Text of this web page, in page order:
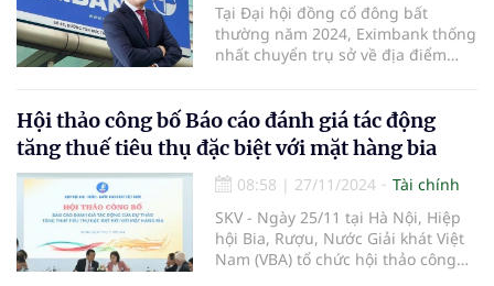
Tại Đại hội đồng cổ đông bất
thường năm 2024, Eximbank thống
nhất chuyển trụ sở về địa điểm
Nội.
Hội thảo công bố Báo cáo đánh giá tác động
tăng thuế tiêu thụ đặc biệt với mặt hàng bia
08:58 | 27/11/2024
Tài chính
SKV - Ngày 25/11 tại Hà Nội, Hiệp
hội Bia, Rượu, Nước Giải khát Việt
Nam (VBA) tổ chức hội thảo công